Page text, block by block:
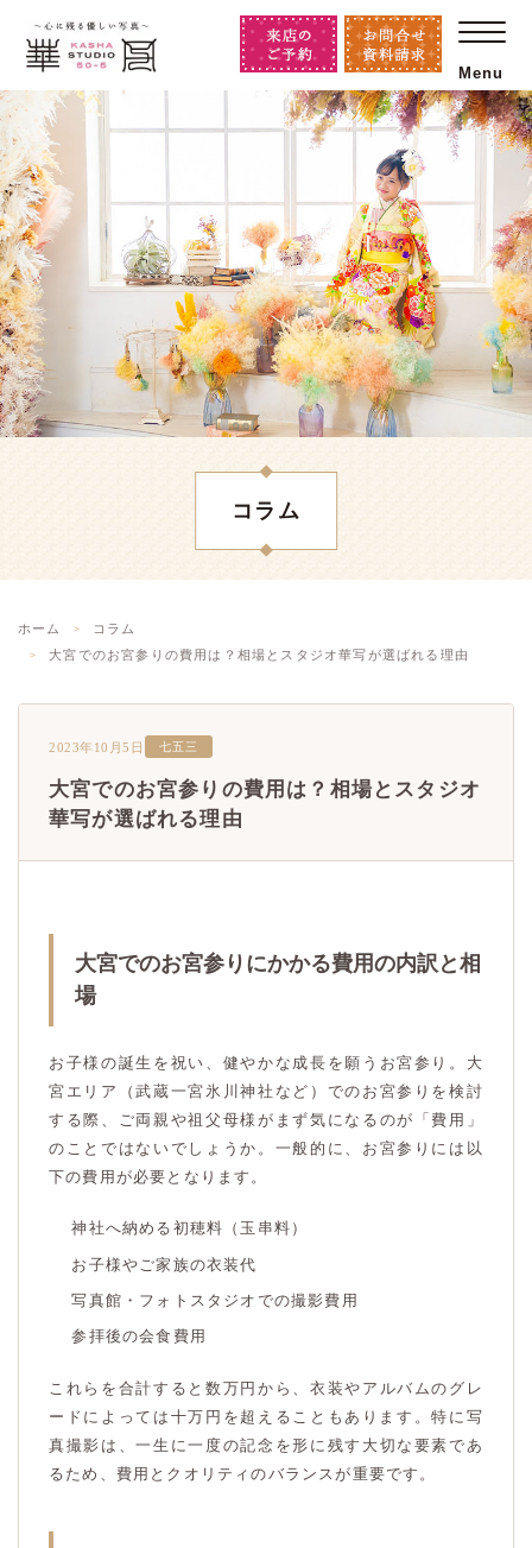
Menu
コラム
ホーム
コラム
大宮でのお宮参りの費用は？相場とスタジオ華写が選ばれる理由
2023年10月5日 七五三
大宮でのお宮参りの費用は？相場とスタジオ
華写が選ばれる理由
大宮でのお宮参りにかかる費用の内訳と相
場
お子様の誕生を祝い、健やかな成長を願うお宮参り。大
宮エリア（武蔵一宮氷川神社など）でのお宮参りを検討
する際、ご両親や祖父母様がまず気になるのが「費用」
のことではないでしょうか。一般的に、お宮参りには以
下の費用が必要となります。
神社へ納める初穂料（玉串料）
お子様やご家族の衣装代
写真館・フォトスタジオでの撮影費用
参拝後の会食費用
これらを合計すると数万円から、衣装やアルバムのグレ
ードによっては十万円を超えることもあります。特に写
真撮影は、一生に一度の記念を形に残す大切な要素であ
るため、費用とクオリティのバランスが重要です。